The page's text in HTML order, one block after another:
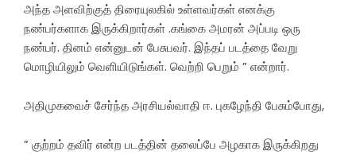
அந்த அளவிற்குத் திரையுலகில் உள்ளவர்கள் எனக்கு
நண்பர்களாக இருக்கிறார்கள் .கங்கை அமரன் அப்படி ஒரு
நண்பர். தினம் என்னுடன் பேசுபவர். இந்தப் படத்தை வேறு
மொழியிலும் வெளியிடுங்கள். வெற்றி பெறும் ” என்றார்.
அதிமுகவைச் சேர்ந்த அரசியல்வாதி ஈ. புகழேந்தி பேசும்போது,
” குற்றம் தவிர் என்ற படத்தின் தலைப்பே அழகாக இருக்கிறது